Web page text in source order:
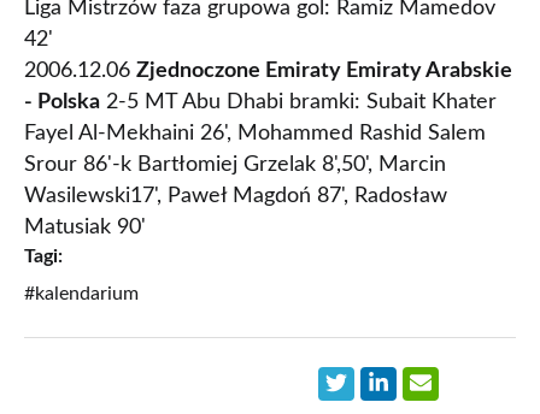
Liga Mistrzów faza grupowa gol: Ramiz Mamedov
42'
2006.12.06 Zjednoczone Emiraty Emiraty Arabskie
- Polska 2-5 MT Abu Dhabi bramki: Subait Khater
Fayel Al-Mekhaini 26', Mohammed Rashid Salem
Srour 86'-k Bartłomiej Grzelak 8',50', Marcin
Wasilewski17', Paweł Magdoń 87', Radosław
Matusiak 90'
Tagi:
#kalendarium